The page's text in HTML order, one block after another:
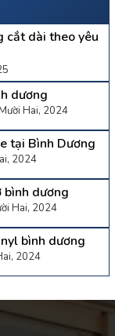
cắt dài theo yêu
dương
Hai, 2024
tại Bình Dương
2024
bình dương
Hai, 2024
bình dương
2024